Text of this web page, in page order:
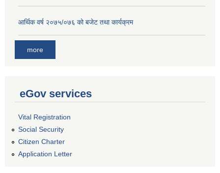
आर्थिक वर्ष २०७५/०७६ को बजेट तथा कार्यक्रम
more
eGov services
Vital Registration
Social Security
Citizen Charter
Application Letter